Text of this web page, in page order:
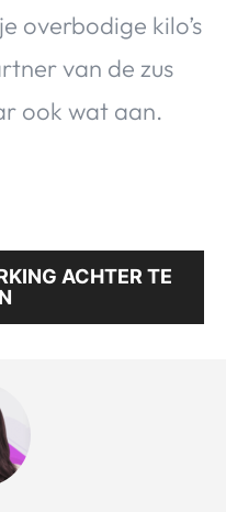
overbodige kilo’s
van de zus
ook wat aan.
ACHTER TE